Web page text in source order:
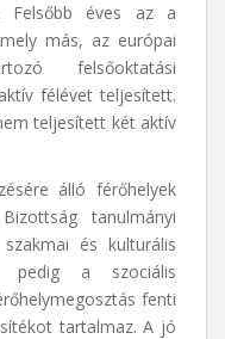
Felsőbb éves az a
más, az európai
felsőoktatási
félévet teljesített.
teljesített két aktív
álló férőhelyek
tanulmányi
és kulturális
pedig a szociális
fenti
tartalmaz. A jó